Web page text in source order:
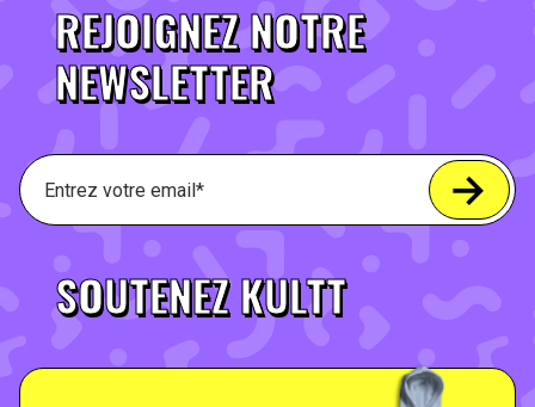
REJOIGNEZ NOTRE
NEWSLETTER
SOUTENEZ KULTT